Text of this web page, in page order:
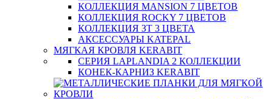
КОЛЛЕКЦИЯ MANSION 7 ЦВЕТОВ
КОЛЛЕКЦИЯ ROCKY 7 ЦВЕТОВ
КОЛЛЕКЦИЯ ЗТ 3 ЦВЕТА
АКСЕССУАРЫ KATEPAL
МЯГКАЯ КРОВЛЯ KERABIT
СЕРИЯ LAPLANDIA 2 КОЛЛЕКЦИИ
КОНЕК-КАРНИЗ KERABIT